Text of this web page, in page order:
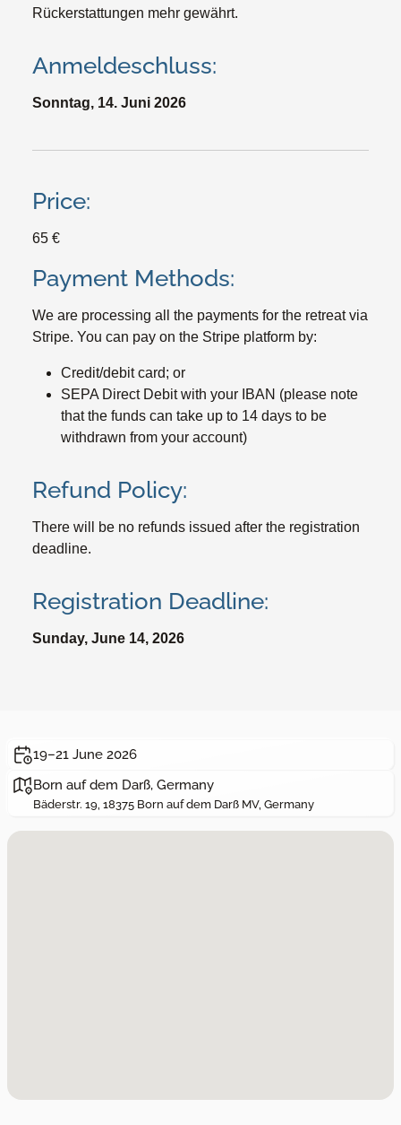
Rückerstattungen mehr gewährt.
Anmeldeschluss:
Sonntag, 14. Juni 2026
Price:
65 €
Payment Methods:
We are processing all the payments for the retreat via
Stripe. You can pay on the Stripe platform by:
Credit/debit card; or
SEPA Direct Debit with your IBAN (please note
that the funds can take up to 14 days to be
withdrawn from your account)
Refund Policy:
There will be no refunds issued after the registration
deadline.
Registration Deadline:
Sunday, June 14, 2026
19–21 June 2026
Born auf dem Darß, Germany
Bäderstr. 19, 18375 Born auf dem Darß MV, Germany